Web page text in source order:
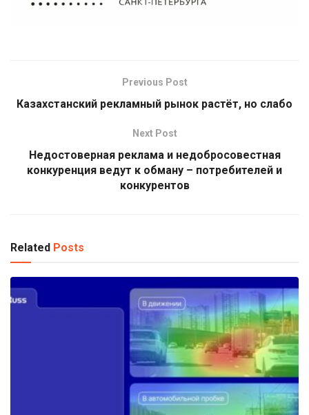
Previous Post
Казахстанский рекламный рынок растёт, но слабо
Next Post
Недостоверная реклама и недобросовестная
конкуренция ведут к обману – потребителей и
конкурентов
Related Posts